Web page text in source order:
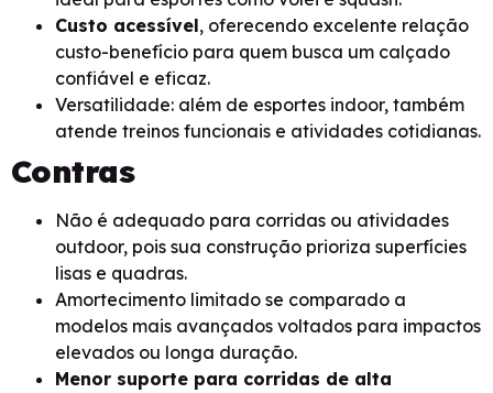
Custo acessível, oferecendo excelente relação
custo-benefício para quem busca um calçado
confiável e eficaz.
Versatilidade: além de esportes indoor, também
atende treinos funcionais e atividades cotidianas.
Contras
Não é adequado para corridas ou atividades
outdoor, pois sua construção prioriza superfícies
lisas e quadras.
Amortecimento limitado se comparado a
modelos mais avançados voltados para impactos
elevados ou longa duração.
Menor suporte para corridas de alta